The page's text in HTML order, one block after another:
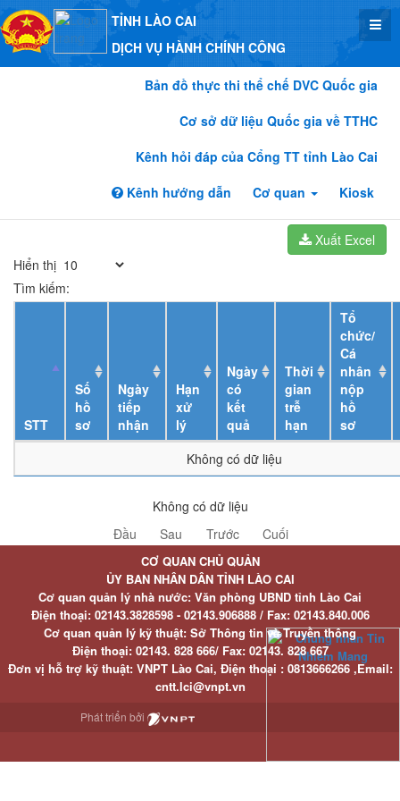
TỈNH LÀO CAI
DỊCH VỤ HÀNH CHÍNH CÔNG
Bản đồ thực thi thể chế DVC Quốc gia
Cơ sở dữ liệu Quốc gia về TTHC
Kênh hỏi đáp của Cổng TT tỉnh Lào Cai
Kênh hướng dẫn
Cơ quan Kiosk
Xuất Excel
Hiển thị
Tìm kiếm:
STT
Số
hồ
sơ
Ngày
tiếp
nhận
Hạn
xử
lý
Ngày
có
kết
quả
Thời
gian
trễ
hạn
Tổ
chức/
Cá
nhân
nộp
hồ
sơ
Không có dữ liệu
Không có dữ liệu
Đầu
Sau Trước Cuối
CƠ QUAN CHỦ QUẢN
ỦY BAN NHÂN DÂN TỈNH LÀO CAI
Cơ quan quản lý nhà nước: Văn phòng UBND tỉnh Lào Cai
Điện thoại:02143.3828598 - 02143.906888 / Fax:02143.840.006
Cơ quan quản lý kỹ thuật: Sở Thông tin và Truyền thông
Điện thoại:02143. 828 666/ Fax:02143. 828 667
Đơn vị hỗ trợ kỹ thuật: VNPT Lào Cai, Điện thoại : 0813666266 ,Email:
cntt.lci@vnpt.vn
Phát triển bởi